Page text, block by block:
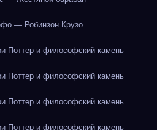
— Робинзон Крузо
Поттер и философский камень
Поттер и философский камень
Поттер и философский камень
Поттер и философский камень